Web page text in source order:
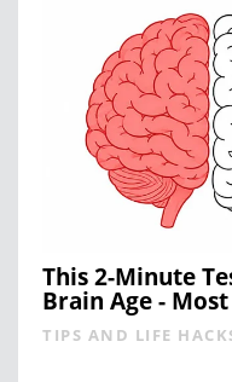
This 2-Minute
Brain Age -
TIPS AND LIFE